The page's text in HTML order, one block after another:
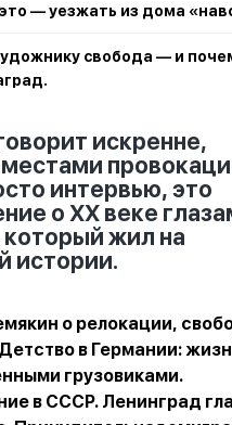
— уезжать из дома
свобода — и
искренне,
интервью, это
о ХХ веке
который жил на
истории.
о релокации,
в Германии:
грузовиками.
в СССР. Ленинград